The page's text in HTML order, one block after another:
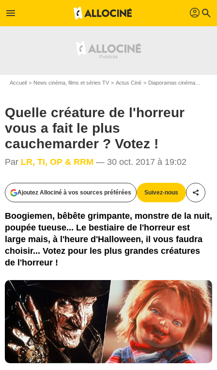
menu profil search
Accueil News cinéma, films et séries TV Actus Ciné Diaporamas cinéma
Quelle créature de l'horreur
vous a fait le plus
cauchemarder ? Votez !
Par LR, TI, OP & RRM — 30 oct. 2017 à 19:02
Ajoutez Allociné à vos sources préférées Suivez-nous
Boogiemen, bêbête grimpante, monstre de la nuit,
poupée tueuse... Le bestiaire de l'horreur est
large mais, à l'heure d'Halloween, il vous faudra
choisir... Votez pour les plus grandes créatures
de l'horreur !
D.R.